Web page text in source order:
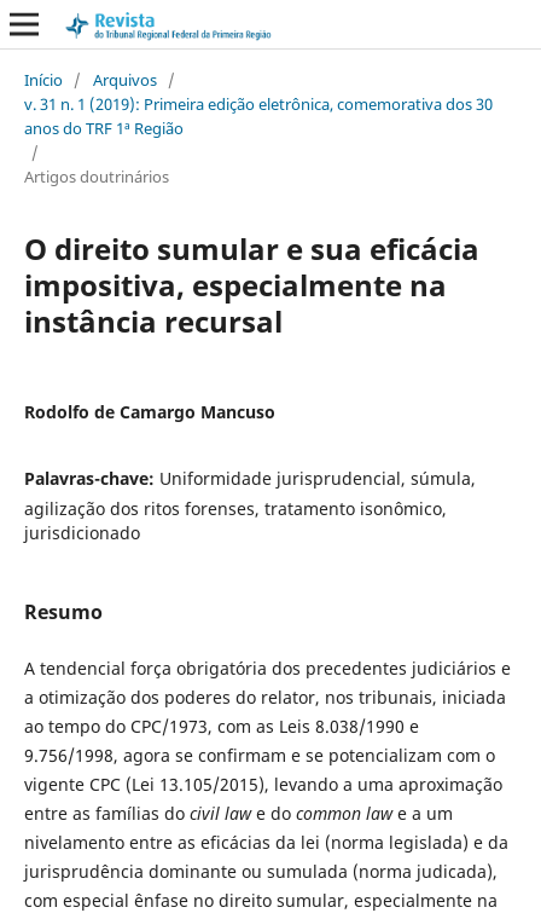
Início / Arquivos /
v. 31 n. 1 (2019): Primeira edição eletrônica, comemorativa dos 30
anos do TRF 1ª Região
/
Artigos doutrinários
O direito sumular e sua eficácia
impositiva, especialmente na
instância recursal
Rodolfo de Camargo Mancuso
Palavras-chave: Uniformidade jurisprudencial, súmula,
agilização dos ritos forenses, tratamento isonômico,
jurisdicionado
Resumo
A tendencial força obrigatória dos precedentes judiciários e
a otimização dos poderes do relator, nos tribunais, iniciada
ao tempo do CPC/1973, com as Leis 8.038/1990 e
9.756/1998, agora se confirmam e se potencializam com o
vigente CPC (Lei 13.105/2015), levando a uma aproximação
entre as famílias do civil lawe do common lawe a um
nivelamento entre as eficácias da lei (norma legislada) e da
jurisprudência dominante ou sumulada (norma judicada),
com especial ênfase no direito sumular, especialmente na